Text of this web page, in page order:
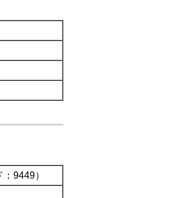
9449）